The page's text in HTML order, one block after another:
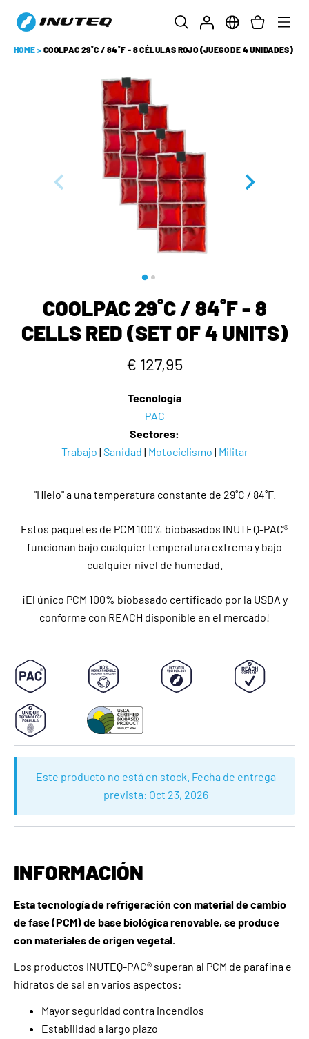
HOME > COOLPAC 29˚C / 84˚F - 8 CÉLULAS ROJO (JUEGO DE 4 UNIDADES)
COOLPAC 29˚C / 84˚F - 8
CELLS RED (SET OF 4 UNITS)
€ 127,95
Tecnología
PAC
Sectores:
Trabajo | Sanidad | Motociclismo | Militar
"Hielo" a una temperatura constante de 29˚C / 84˚F.
Estos paquetes de PCM 100% biobasados INUTEQ-PAC®
funcionan bajo cualquier temperatura extrema y bajo
cualquier nivel de humedad.
¡El único PCM 100% biobasado certificado por la USDA y
conforme con REACH disponible en el mercado!
Este producto no está en stock. Fecha de entrega
prevista: Oct 23, 2026
INFORMACIÓN
Esta tecnología de refrigeración con material de cambio
de fase (PCM) de base biológica renovable, se produce
con materiales de origen vegetal.
Los productos INUTEQ-PAC® superan al PCM de parafina e
hidratos de sal en varios aspectos:
Mayor seguridad contra incendios
Estabilidad a largo plazo